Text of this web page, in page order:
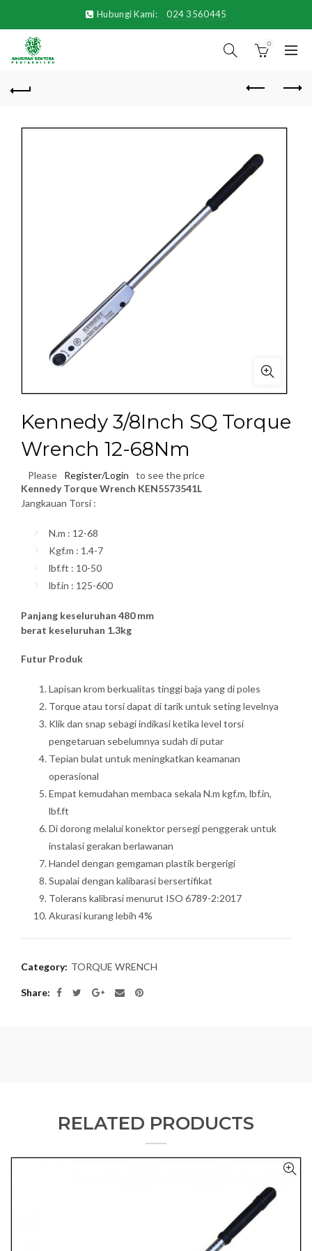
Hubungi Kami: 024 3560445
0
Kennedy 3/8Inch SQ Torque
Wrench 12-68Nm
Please Register/Login
to see the price
Kennedy Torque Wrench KEN5573541L
Jangkauan Torsi :
N.m : 12-68
Kgf.m : 1.4-7
lbf.ft : 10-50
lbf.in : 125-600
Panjang keseluruhan 480 mm
berat keseluruhan 1.3kg
Futur Produk
Lapisan krom berkualitas tinggi baja yang di poles
Torque atau torsi dapat di tarik untuk seting levelnya
Klik dan snap sebagi indikasi ketika level torsi
pengetaruan sebelumnya sudah di putar
Tepian bulat untuk meningkatkan keamanan
operasional
Empat kemudahan membaca sekala N.m kgf.m, lbf.in,
lbf.ft
Di dorong melalui konektor persegi penggerak untuk
instalasi gerakan berlawanan
Handel dengan gemgaman plastik bergerigi
Supalai dengan kalibarasi bersertifikat
Tolerans kalibrasi menurut ISO 6789-2:2017
Akurasi kurang lebih 4%
Category: TORQUE WRENCH
Share
RELATED PRODUCTS